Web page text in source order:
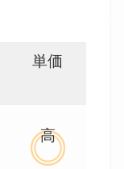
単価
高